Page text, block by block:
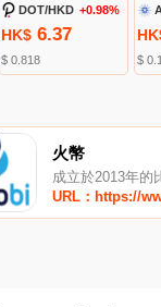
DOT/HKD +0.98%
HK$6.37
$ 0.818 $
火幣
成立於2013年的
URL：https://